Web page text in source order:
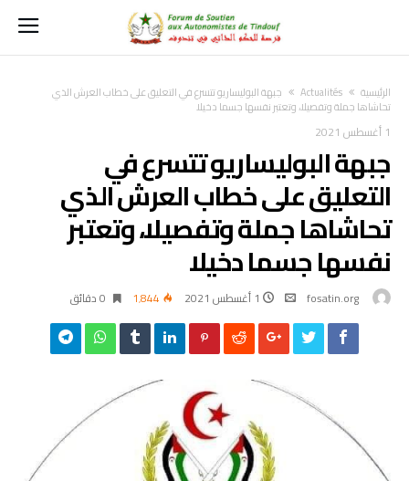
‫الرئيسية‬ Actualités
جبهة البوليساريو تتسرع في التعليق على خطاب العرش الذي
تحاشاها جملة وتفصيلا، وتعتبر نفسها جسما دخيلا
1 أغسطس 2021
جبهة البوليساريو تتسرع في
التعليق على خطاب العرش الذي
تحاشاها جملة وتفصيلا، وتعتبر
نفسها جسما دخيلا
fosatin.org 1 أغسطس 2021 1٬844 0 ‫دقائق‬